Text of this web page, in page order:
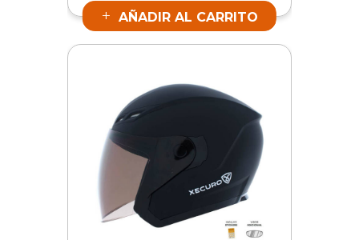
AÑADIR AL CARRITO